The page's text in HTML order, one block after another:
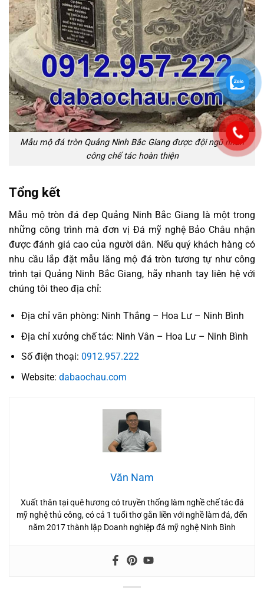
Mẫu mộ đá tròn Quảng Ninh Bắc Giang được đội ngũ nhân
công chế tác hoàn thiện
Tổng kết
Mẫu mộ tròn đá đẹp Quảng Ninh Bắc Giang là một trong
những công trình mà đơn vị Đá mỹ nghệ Bảo Châu nhận
được đánh giá cao của người dân. Nếu quý khách hàng có
nhu cầu lắp đặt mẫu lăng mộ đá tròn tương tự như công
trình tại Quảng Ninh Bắc Giang, hãy nhanh tay liên hệ với
chúng tôi theo địa chỉ:
Địa chỉ văn phòng: Ninh Thắng – Hoa Lư – Ninh Bình
Địa chỉ xưởng chế tác: Ninh Vân – Hoa Lư – Ninh Bình
Số điện thoại: 0912.957.222
Website: dabaochau.com
Văn Nam
Xuất thân tại quê hương có truyền thống làm nghề chế tác đá
mỹ nghệ thủ công, có cả 1 tuổi thơ gắn liền với nghề làm đá, đến
năm 2017 thành lập Doanh nghiệp đá mỹ nghệ Ninh Bình